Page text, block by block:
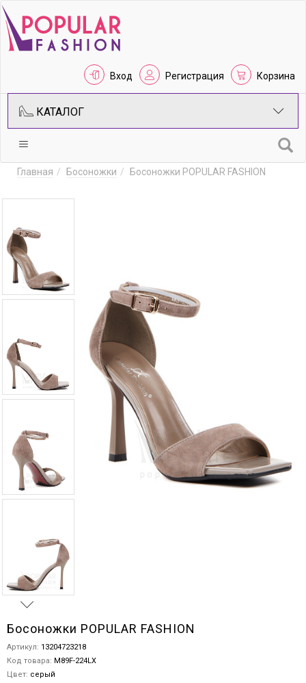
Вход Регистрация Корзина
КАТАЛОГ
Главная Босоножки Босоножки POPULAR FASHION
Босоножки POPULAR FASHION
Артикул: 13204723218
Код товара: M89F-224LX
Цвет: серый